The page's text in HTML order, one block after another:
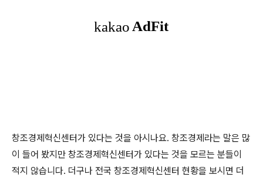
창조경제혁신센터가 있다는 것을 아시나요. 창조경제라는 말은 많
이 들어 봤지만 창조경제혁신센터가 있다는 것을 모르는 분들이
적지 않습니다. 더구나 전국 창조경제혁신센터 현황을 보시면 더